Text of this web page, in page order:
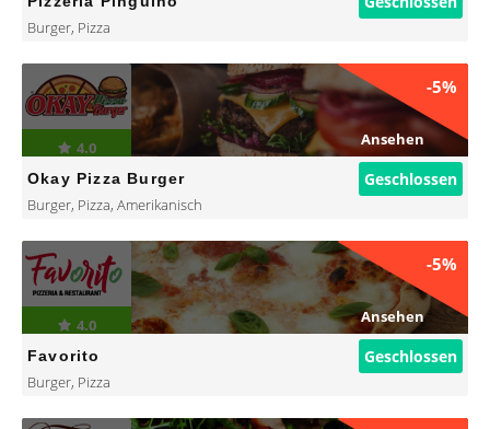
Burger, Pizza
-5%
Ansehen
4.0
Okay Pizza Burger Geschlossen
Burger, Pizza, Amerikanisch
-5%
Ansehen
4.0
Favorito Geschlossen
Burger, Pizza